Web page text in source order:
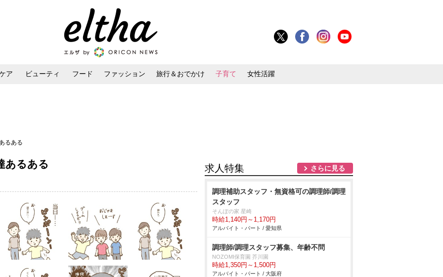
ア ビューティ フード ファッション 旅行＆おでかけ 子育て 女性活躍
るある
あるある 求人特集 さらに見る
調理補助スタッフ・無資格可の調理師/調理
スタッフ
そんぽの家 星崎
時給1,140円～1,170円
アルバイト・パート / 愛知県
調理師/調理スタッフ募集、年齢不問
NOZOMI保育園 芥川園
時給1,350円～1,500円
アルバイト・パート / 大阪府